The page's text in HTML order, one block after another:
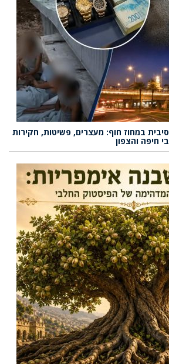
במחוז חוף: מעצרים, פשיטות, חקירות
חיפה והצפון